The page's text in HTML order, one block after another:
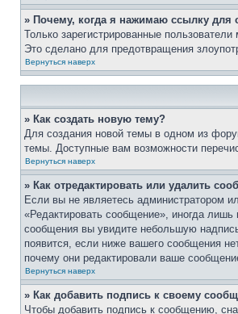
» Почему, когда я нажимаю ссылку для
Только зарегистрированные
Это сделано для предотвращения
Вернуться наверх
» Как создать новую тему?
Для создания новой темы в одном из
темы. Доступные вам возможности
Вернуться наверх
» Как отредактировать или удалить
Если вы не являетесь администратором
«Редактировать сообщение», иногда
сообщения вы увидите небольшую
появится, если ниже вашего сообщения
почему они редактировали ваше
Вернуться наверх
» Как добавить подпись к своему
Чтобы добавить подпись к сообщению,